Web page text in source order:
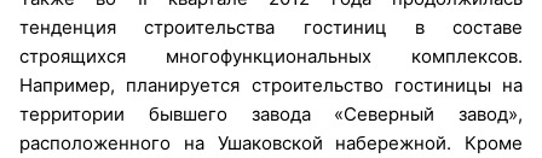
тенденция строительства гостиниц в составе
строящихся многофункциональных комплексов.
Например, планируется строительство гостиницы на
территории бывшего завода «Северный завод»,
расположенного на Ушаковской набережной. Кроме